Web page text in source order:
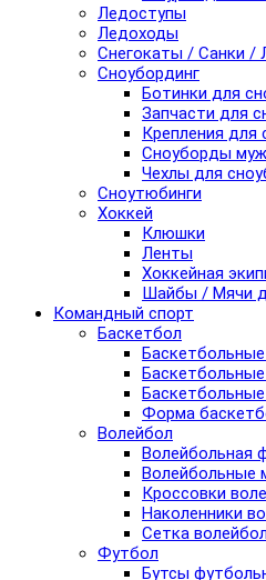
Ледоступы
Ледоходы
Снегокаты / Санки /
Сноубординг
Ботинки для
Запчасти для
Крепления для
Сноуборды
Чехлы для
Сноутюбинги
Хоккей
Клюшки
Ленты
Хоккейная
Шайбы / Мячи
Командный спорт
Баскетбол
Форма
Волейбол
Волейбольная
Волейбольные
Кроссовки
Наколенники
Сетка
Футбол
Бутсы